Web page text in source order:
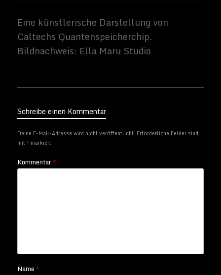
Schreibe einen Kommentar
Deine E-Mail-Adresse wird nicht veröffentlicht. Erforderliche Felder sind
mit* markiert
Kommentar*
Name*